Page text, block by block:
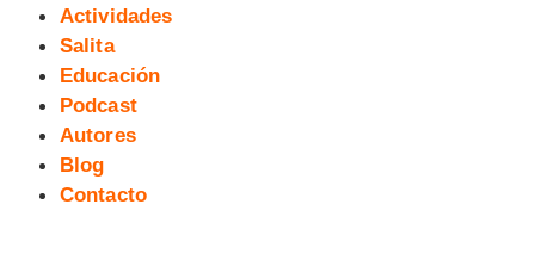
Actividades
Salita
Educación
Podcast
Autores
Blog
Contacto